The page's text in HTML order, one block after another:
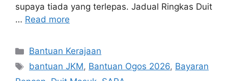
supaya tiada yang terlepas. Jadual Ringkas Duit
… Read more
Categories
Bantuan Kerajaan
Tags
bantuan JKM, Bantuan Ogos 2026, Bayaran